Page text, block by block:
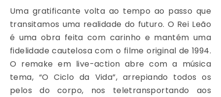
Uma gratificante volta ao tempo ao passo que
transitamos uma realidade do futuro. O Rei Leão
é uma obra feita com carinho e mantém uma
fidelidade cautelosa com o filme original de 1994.
O remake em live-action abre com a música
tema, “O Ciclo da Vida”, arrepiando todos os
pelos do corpo, nos teletransportando aos